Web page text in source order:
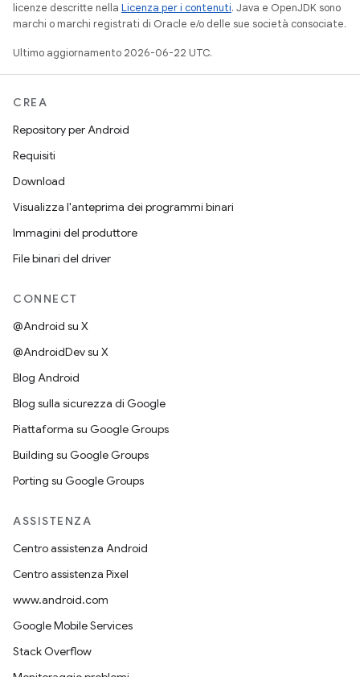
licenze descritte nella Licenza per i contenuti. Java e OpenJDK sono
marchi o marchi registrati di Oracle e/o delle sue società consociate.
Ultimo aggiornamento 2026-06-22 UTC.
CREA
Repository per Android
Requisiti
Download
Visualizza l'anteprima dei programmi binari
Immagini del produttore
File binari del driver
CONNECT
@Android su X
@AndroidDev su X
Blog Android
Blog sulla sicurezza di Google
Piattaforma su Google Groups
Building su Google Groups
Porting su Google Groups
ASSISTENZA
Centro assistenza Android
Centro assistenza Pixel
www.android.com
Google Mobile Services
Stack Overflow